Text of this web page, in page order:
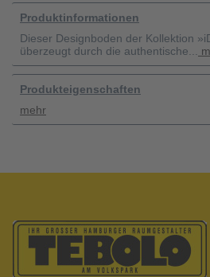
Produktinformationen
Dieser Designboden der Kollektion
überzeugt durch die authentische...
Produkteigenschaften
mehr